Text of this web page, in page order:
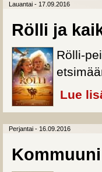
Lauantai - 17.09.2016
Rölli ja
Rölli-
Lue
Perjantai - 16.09.2016
Kommuuni